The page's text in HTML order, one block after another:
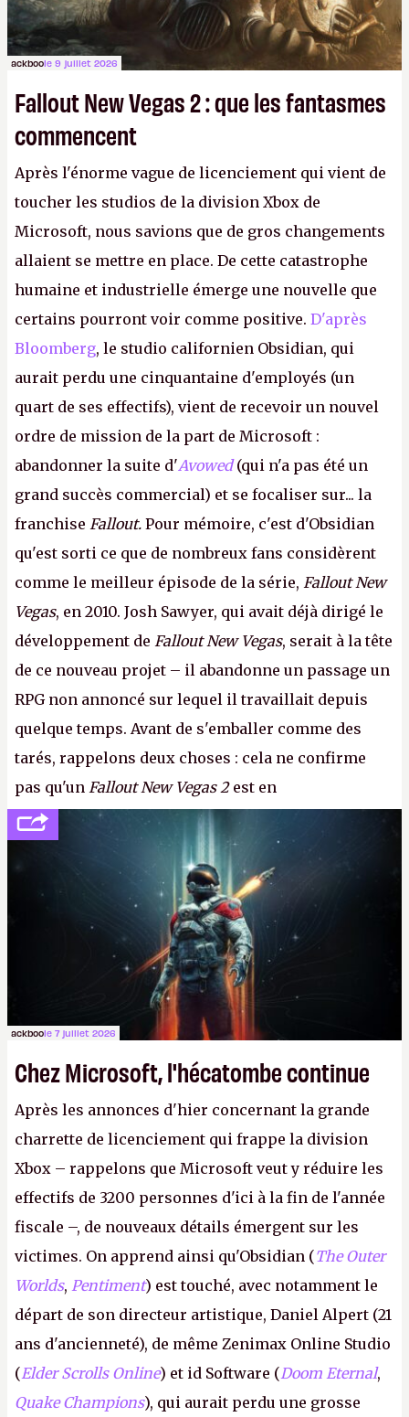
ackboole 9 juillet 2026
Fallout New Vegas 2 : que les fantasmes
commencent
Après l'énorme vague de licenciement qui vient de
toucher les studios de la division Xbox de
Microsoft, nous savions que de gros changements
allaient se mettre en place. De cette catastrophe
humaine et industrielle émerge une nouvelle que
certains pourront voir comme positive. D'après
Bloomberg, le studio californien Obsidian, qui
aurait perdu une cinquantaine d'employés (un
quart de ses effectifs), vient de recevoir un nouvel
ordre de mission de la part de Microsoft :
abandonner la suite d'Avowed(qui n'a pas été un
grand succès commercial) et se focaliser sur... la
franchise Fallout. Pour mémoire, c'est d'Obsidian
qu'est sorti ce que de nombreux fans considèrent
comme le meilleur épisode de la série, Fallout New
Vegas, en 2010. Josh Sawyer, qui avait déjà dirigé le
développement de Fallout New Vegas, serait à la tête
de ce nouveau projet – il abandonne un passage un
RPG non annoncé sur lequel il travaillait depuis
quelque temps. Avant de s'emballer comme des
tarés, rappelons deux choses : cela ne confirme
pas qu'un Fallout New Vegas 2est en
développement (pour ce que l'on sait, ils bossent
peut-être sur
Fallout Football ou
Fallout vs. Les
Lapins Crétins) et l'Obsidian d'aujourd'hui n'est plus
le même studio qu'il y a 15 ans. Mais bon, OK, on
peut commencer à fantasmer.A.
ackboole 7 juillet 2026
Chez Microsoft, l'hécatombe continue
Après les annonces d'hier concernant la grande
charrette de licenciement qui frappe la division
Xbox – rappelons que Microsoft veut y réduire les
effectifs de 3200 personnes d'ici à la fin de l'année
fiscale –, de nouveaux détails émergent sur les
victimes. On apprend ainsi qu'Obsidian (The Outer
Worlds, Pentiment) est touché, avec notamment le
départ de son directeur artistique, Daniel Alpert (21
ans d'ancienneté), de même Zenimax Online Studio
(Elder Scrolls Online) et id Software (Doom Eternal,
Quake Champions), qui aurait perdu une grosse